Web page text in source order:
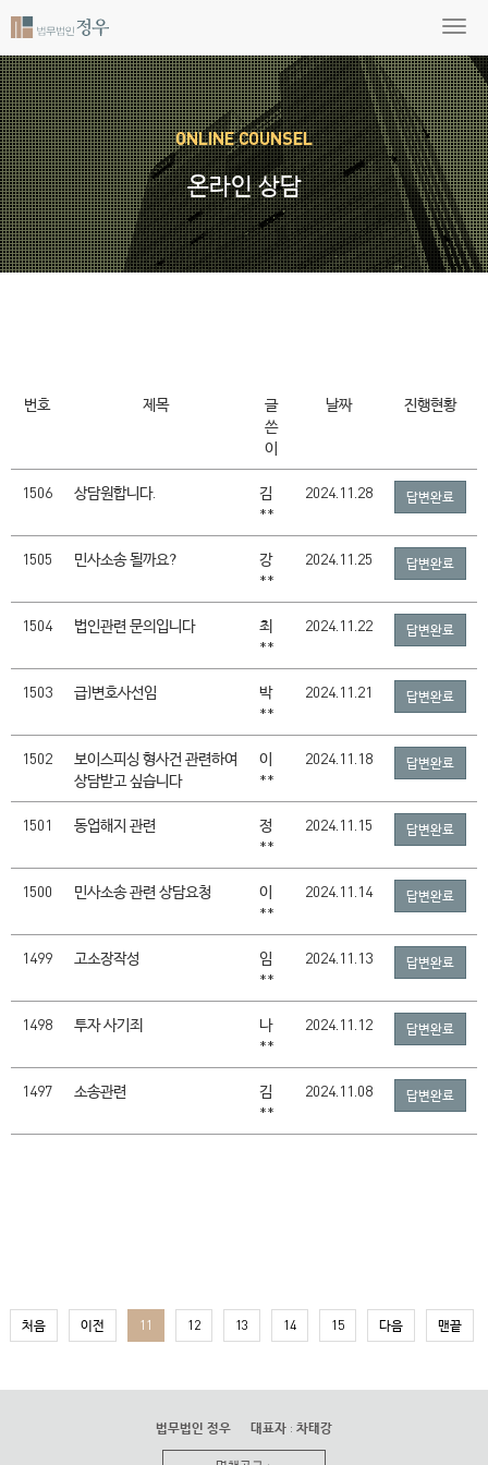
ONLINE COUNSEL
온라인 상담
번호 제목
글
쓴
이
날짜 진행현황
1506 상담원합니다.
김
**
2024.11.28 답변완료
1505 민사소송 될까요?
강
**
2024.11.25 답변완료
1504 법인관련 문의입니다
최
**
2024.11.22 답변완료
1503 급)변호사선임
박
**
2024.11.21 답변완료
1502
보이스피싱 형사건 관련하여
상담받고 싶습니다
이
**
2024.11.18 답변완료
1501 동업해지 관련
정
**
2024.11.15 답변완료
1500 민사소송 관련 상담요청
이
**
2024.11.14 답변완료
1499 고소장작성
임
**
2024.11.13 답변완료
1498 투자 사기죄
나
**
2024.11.12 답변완료
1497 소송관련
김
**
2024.11.08 답변완료
처음 이전 11 12 13 14 15 다음 맨끝
법무법인 정우 대표자 : 차태강